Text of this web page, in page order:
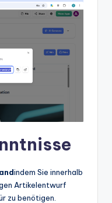
indem Sie innerhalb
Artikelentwurf
zu benötigen.